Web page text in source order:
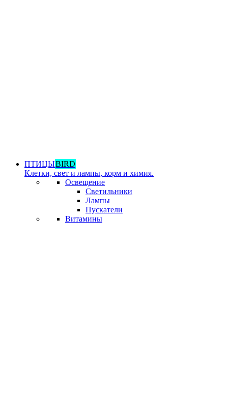
ПТИЦЫBIRD
Клетки, свет и лампы, корм и химия.
Освещение
Светильники
Лампы
Пускатели
Витамины